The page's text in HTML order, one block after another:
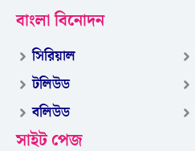
বাংলা বিনোদন
সিরিয়াল
টলিউড
বলিউড
সাইট পেজ